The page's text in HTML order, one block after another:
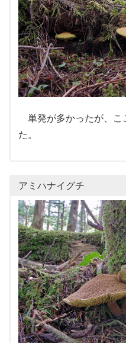
単発が多かったが、こ
た。
アミハナイグチ